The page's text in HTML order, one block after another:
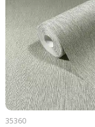
35360